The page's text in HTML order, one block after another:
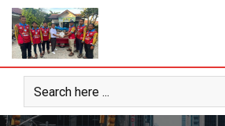
Skip
content